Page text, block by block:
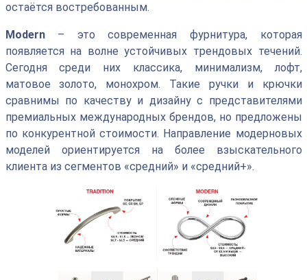
остаётся востребованным.
Modern– это современная фурнитура, которая
появляется на волне устойчивых трендовых течений.
Сегодня среди них классика, минимализм, лофт,
матовое золото, монохром. Такие ручки и крючки
сравнимы по качеству и дизайну с представителями
премиальных международных брендов, но предложены
по конкурентной стоимости. Направление модерновых
моделей ориентируется на более взыскательного
клиента из сегментов «средний» и «средний+».